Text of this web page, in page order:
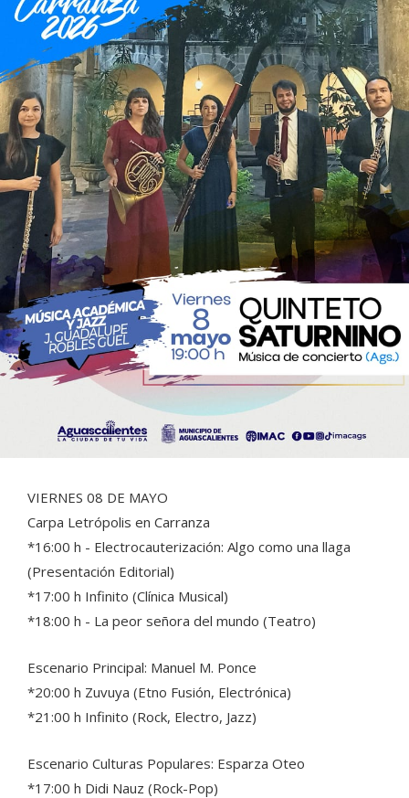
VIERNES 08 DE MAYO
Carpa Letrópolis en Carranza
*16:00 h - Electrocauterización: Algo como una llaga
(Presentación Editorial)
*17:00 h Infinito (Clínica Musical)
*18:00 h - La peor señora del mundo (Teatro)
Escenario Principal: Manuel M. Ponce
*20:00 h Zuvuya (Etno Fusión, Electrónica)
*21:00 h Infinito (Rock, Electro, Jazz)
Escenario Culturas Populares: Esparza Oteo
*17:00 h Didi Nauz (Rock-Pop)